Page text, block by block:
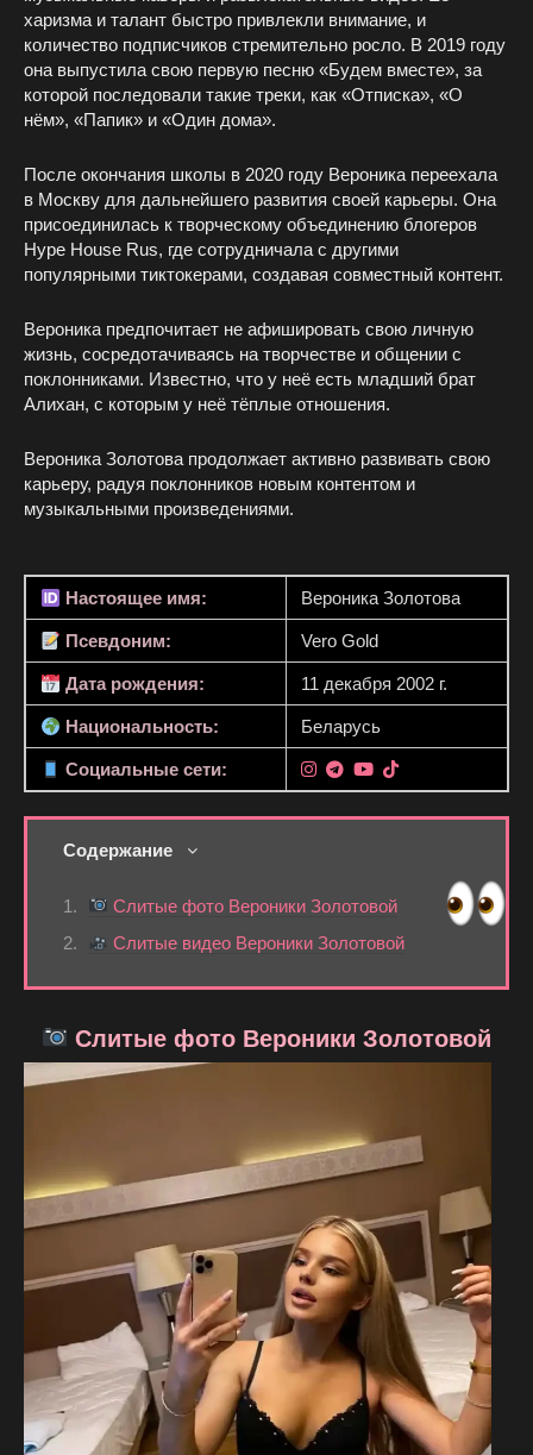
харизма и талант быстро привлекли внимание, и
количество подписчиков стремительно росло. В 2019 году
она выпустила свою первую песню «Будем вместе», за
которой последовали такие треки, как «Отписка», «О
нём», «Папик» и «Один дома».
После окончания школы в 2020 году Вероника переехала
в Москву для дальнейшего развития своей карьеры. Она
присоединилась к творческому объединению блогеров
Hype House Rus, где сотрудничала с другими
популярными тиктокерами, создавая совместный контент.
Вероника предпочитает не афишировать свою личную
жизнь, сосредотачиваясь на творчестве и общении с
поклонниками. Известно, что у неё есть младший брат
Алихан, с которым у неё тёплые отношения.
Вероника Золотова продолжает активно развивать свою
карьеру, радуя поклонников новым контентом и
музыкальными произведениями.
Настоящее имя: Вероника Золотова
Псевдоним: Vero Gold
Дата рождения: 11 декабря 2002 г.
Национальность: Беларусь
Социальные сети:
Содержание
Слитые фото Вероники Золотовой
Слитые видео Вероники Золотовой
Слитые фото Вероники Золотовой